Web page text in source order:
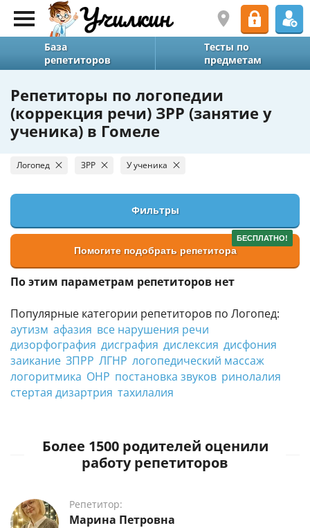
База
репетиторов
Тесты по
предметам
Репетиторы по логопедии
(коррекция речи) ЗРР (занятие у
ученика) в Гомеле
Популярные категории репетиторов по Логопед:
аутизм афазия все нарушения речи
дизорфография дисграфия дислексия дисфония
заикание ЗПРР ЛГНР логопедический массаж
логоритмика ОНР постановка звуков ринолалия
стертая дизартрия тахилалия
Логопед ЗРР У ученика
Фильтры
БЕСПЛАТНО!
Помогите подобрать репетитора
По этим параметрам репетиторов нет
Более 1500 родителей оценили
работу репетиторов
Репетитор:
Марина Петровна